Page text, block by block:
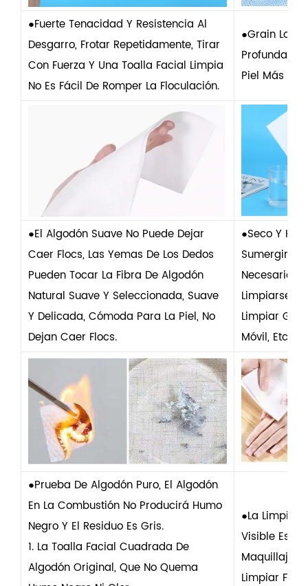
●Fuerte Tenacidad Y Resistencia Al
Desgarro, Frotar Repetidamente, Tirar
Con Fuerza Y Una Toalla Facial Limpia
No Es Fácil De Romper La Floculación.
●Grain
Profunda,
Piel Más
●El Algodón Suave No Puede Dejar
Caer Flocs, Las Yemas De Los Dedos
Pueden Tocar La Fibra De Algodón
Natural Suave Y Seleccionada, Suave
Y Delicada, Cómoda Para La Piel, No
Dejan Caer Flocs.
●Seco Y
Sumergirlo
Necesario
Limpiarse
Limpiar
Móvil, Etc.
●Prueba De Algodón Puro, El Algodón
En La Combustión No Producirá Humo
Negro Y El Residuo Es Gris.
1. La Toalla Facial Cuadrada De
Algodón Original, Que No Quema
●La
Visible Es
Maquillaje
Limpiar